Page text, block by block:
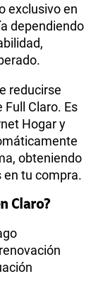
exclusivo en
dependiendo
reducirse
Claro. Es
Hogar y
obteniendo
en tu compra.
Claro?